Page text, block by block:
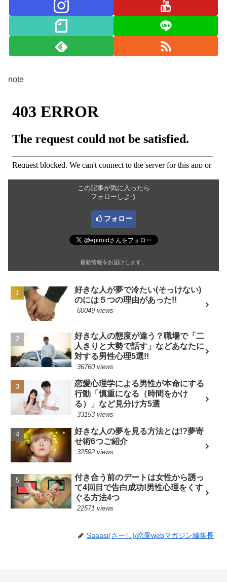
note
この記事が気に入ったら
フォローしよう
フォロー
最新情報をお届けします。
好きな人が夢で冷たい(そっけない)
のには５つの理由があった!!
60049 views
好きな人の態度が違う？職場で「二
人きりと大勢で話す」などあなたに
対する男性心理5選!!
36760 views
恋愛心理学による男性が本命にする
行動「慎重になる（時間をかけ
る）」など見分け方5選
33153 views
好きな人の夢を見る方法とは!?夢寄
せ術6つご紹介
32592 views
付き合う前のデートは女性から誘っ
て4回目で告白成功!男性心理をくす
ぐる方法4つ
22571 views
Saaasi(さーし)/恋愛webマガジン編集長